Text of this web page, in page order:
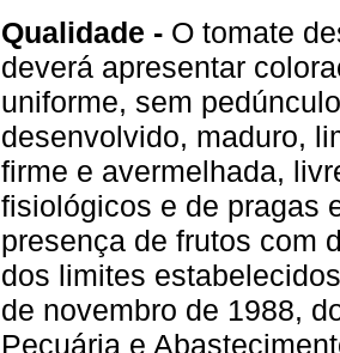
Qualidade - O tomate
deverá apresentar
uniforme, sem
desenvolvido, maduro,
firme e avermelhada,
fisiológicos e de pragas
presença de frutos com
dos limites
de novembro de 1988,
Pecuária e